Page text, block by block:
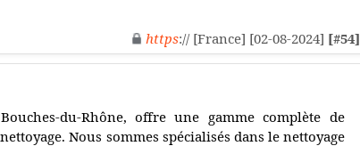
https:// [France] [02-08-2024] [#54]
du-Rhône, offre une gamme complète de
Nous sommes spécialisés dans le nettoyage